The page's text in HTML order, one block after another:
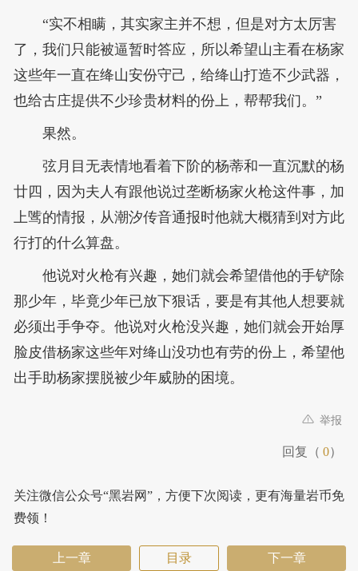
“实不相瞒，其实家主并不想，但是对方太厉害
了，我们只能被逼暂时答应，所以希望山主看在杨家
这些年一直在绛山安份守己，给绛山打造不少武器，
也给古庄提供不少珍贵材料的份上，帮帮我们。”
果然。
弦月目无表情地看着下阶的杨蒂和一直沉默的杨
廿四，因为夫人有跟他说过垄断杨家火枪这件事，加
上骘的情报，从潮汐传音通报时他就大概猜到对方此
行打的什么算盘。
他说对火枪有兴趣，她们就会希望借他的手铲除
那少年，毕竟少年已放下狠话，要是有其他人想要就
必须出手争夺。他说对火枪没兴趣，她们就会开始厚
脸皮借杨家这些年对绛山没功也有劳的份上，希望他
出手助杨家摆脱被少年威胁的困境。
举报
回复（ 0）
关注微信公众号“黑岩网”，方便下次阅读，更有海量岩币免
费领！
上一章 目录 下一章